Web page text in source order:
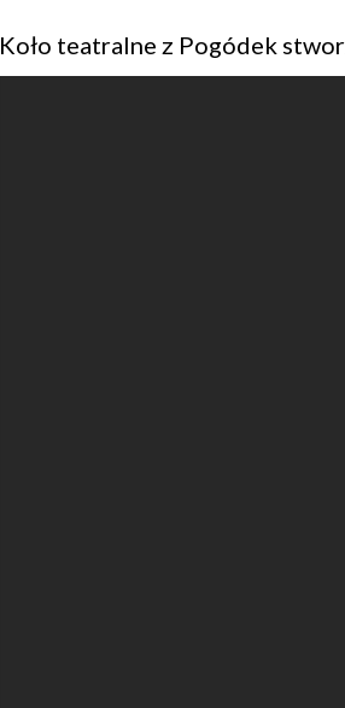
Koło teatralne z Pogódek